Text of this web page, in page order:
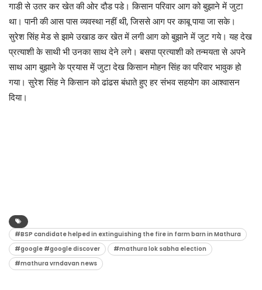
गाडी से उतर कर खेत की ओर दौड पडे। किसान परिवार आग को बुझाने में जुटा
था। पानी की आस पास व्यवस्था नहीं थी, जिससे आग पर काबू पाया जा सके।
सुरेश सिंह मेड से झामे उखाड कर खेत में लगी आग को बुझाने में जुट गये। यह देख
प्रत्याशी के साथी भी उनका साथ देने लगे। बसपा प्रत्याशी को तन्मयता से अपने
साथ आग बुझाने के प्रयास में जुटा देख किसान मोहन सिंह का परिवार भावुक हो
गया। सुरेश सिंह ने किसान को ढांढस बंधाते हुए हर संभव सहयोग का आश्वासन
दिया।
#BSP candidate helped in extinguishing the fire in farm barn in Mathura
#google #google discover
#mathura lok sabha election
#mathura vrndavan news